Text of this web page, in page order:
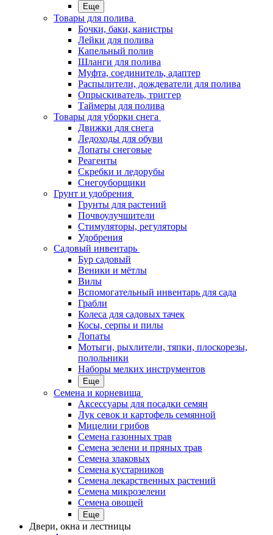
Еще
Товары для полива
Бочки, баки, канистры
Лейки для полива
Капельный полив
Шланги для полива
Муфта, соединитель, адаптер
Распылители, дождеватели для полива
Опрыскиватель, триггер
Таймеры для полива
Товары для уборки снега
Движки для снега
Ледоходы для обуви
Лопаты снеговые
Реагенты
Скребки и ледорубы
Снегоуборщики
Грунт и удобрения
Грунты для растений
Почвоулучшители
Стимуляторы, регуляторы
Удобрения
Садовый инвентарь
Бур садовый
Веники и мётлы
Вилы
Вспомогательный инвентарь для сада
Грабли
Колеса для садовых тачек
Косы, серпы и пилы
Лопаты
Мотыги, рыхлители, тяпки, плоскорезы,
полольники
Наборы мелких инструментов
Еще
Семена и корневища
Аксессуары для посадки семян
Лук севок и картофель семянной
Мицелии грибов
Семена газонных трав
Семена зелени и пряных трав
Семена злаковых
Семена кустарников
Семена лекарственных растений
Семена микрозелени
Семена овощей
Еще
Двери, окна и лестницы